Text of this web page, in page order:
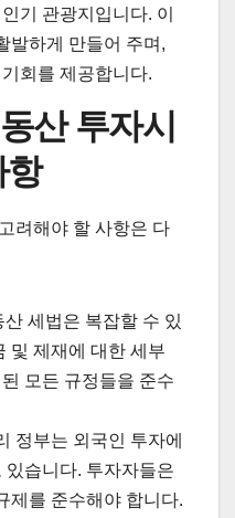
기 관광지입니다. 이
발하게 만들어 주며,
회를 제공합니다.
산 투자시
항
려해야 할 사항은 다
세법은 복잡할 수 있
및 제재에 대한 세부
모든 규정들을 준수
정부는 외국인 투자에
습니다. 투자자들은
제를 준수해야 합니다.